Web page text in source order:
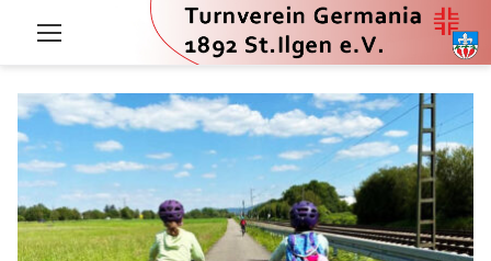
Tag:
24.
Juni
2024